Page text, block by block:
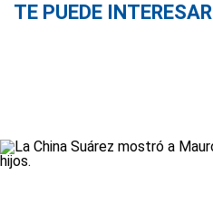
TE PUEDE INTERESAR